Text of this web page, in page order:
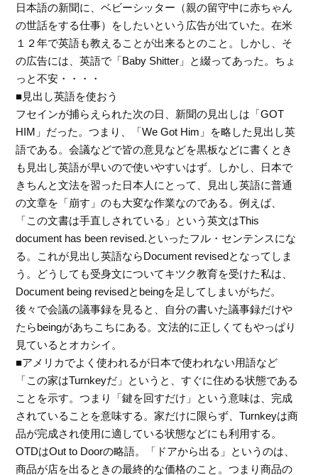
日本語の新聞に、ベビーシッター（親の留守中に赤ちゃん
の世話をする仕事）をしたいという広告が出ていた。在米
１２年で英語も教えることが出来るとのこと。しかし、そ
の広告には、英語で「Baby Shitter」と綴ってあった。ちょ
っと不安・・・・
■見出し英語を使おう
フセインが捕らえられた次の日、新聞の見出しは「GOT
HIM」だった。つまり、「We Got Him」を略した見出し英
語である。会議などで皆の意見などを黒板などに書くとき
も見出し英語が早いので使いやすいはず。しかし、日本で
きちんと文法を習った日本人にとって、見出し英語に普通
の文章を「崩す」のも大変な作業なのである。例えば、
「この文書は手直しされている」という英文はThis
document has been revised.といったフル・センテンスにな
る。これが見出し英語ならDocument revisedとなってしま
う。どうしても受身文についてキツク教育を受けた私は、
Document being revisedとbeingを足してしまいがちだ。
後々で会議の議事録を見ると、自分の書いた議事録だけや
たらbeingがあちこちにある。文法的に正しくてもやっぱり
見ているとオカシイ。
■アメリカでよく使われるが日本で使われない用語など
「この家はTurnkeyだ」というと、すぐに住める状態である
ことを示す。つまり「鍵を回すだけ」という意味は、完成
されていることを意味する。家だけに限らず、Turnkeyは商
品が完成され使用に適している状態などにも利用する。
OTDはOut to Doorの略語。「ドアから出る」というのは、
商品が店を出るときの最終的な価格のこと。つまり商品の